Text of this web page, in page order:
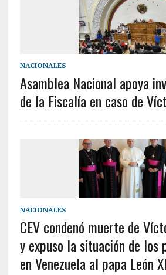
NACIONALES
Asamblea Nacional apoya
de la Fiscalía en caso de
NACIONALES
CEV condenó muerte de
y expuso la situación de los
en Venezuela al papa León